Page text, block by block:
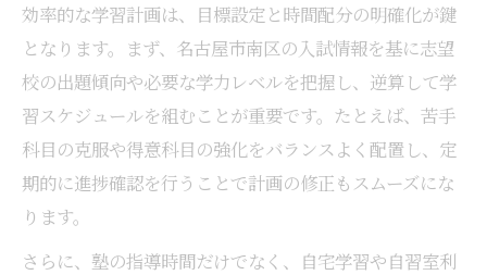
効率的な学習計画は、目標設定と時間配分の明確化が鍵
となります。まず、名古屋市南区の入試情報を基に志望
校の出題傾向や必要な学力レベルを把握し、逆算して学
習スケジュールを組むことが重要です。たとえば、苦手
科目の克服や得意科目の強化をバランスよく配置し、定
期的に進捗確認を行うことで計画の修正もスムーズにな
ります。
さらに、塾の指導時間だけでなく、自宅学習や自習室利